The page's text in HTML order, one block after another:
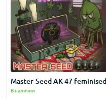
Master-Seed АК-47 feminised
В наличии